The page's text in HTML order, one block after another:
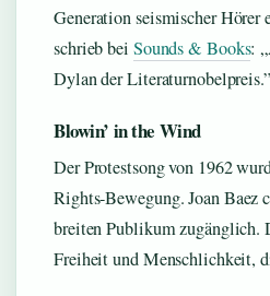
Generation seismischer
schrieb bei Sounds & Books:
Dylan der Literaturnobelpreis.”
Blowin’ in the Wind
Der Protestsong von 1962
Rights-Bewegung. Joan Baez
breiten Publikum zugänglich.
Freiheit und Menschlichkeit,